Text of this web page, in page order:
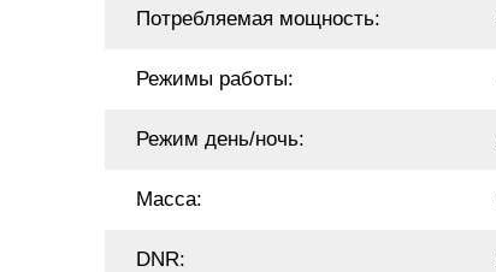
Потребляемая мощность:
Режимы работы:
Режим день/ночь:
Масса:
DNR: